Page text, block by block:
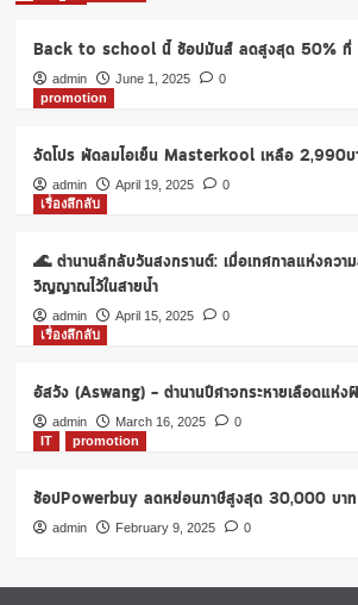
สุด
พิเศษ
ตลอด
กันยายน2563
Back to school นี้ ช้อปมันส์ ลดสูงสุด 50% ที่
admin June 1, 2025
0
promotion
จัดโปร พัดลมไอเย็น Masterkool เหลือ 2,990บ
admin April 19, 2025
0
เรื่องลึกลับ
🌊 ตำนานลึกลับวันสงกรานต์: เมื่อเทศกาลแห่งควา
วิญญาณไว้ในสายน้ำ
admin April 15, 2025
0
เรื่องลึกลับ
อัสวัง (Aswang) – ตำนานปีศาจกระหายเลือดแห่ง
admin March 16, 2025
0
IT
promotion
ช้อปPowerbuy ลดหย่อนภาษีสูงสุด 30,000 บาท
admin February 9, 2025 0